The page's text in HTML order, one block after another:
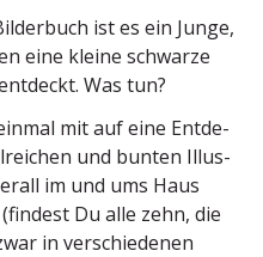
ist es ein Junge,
eine kleine schwarze
Was tun?
mit auf eine Entde­
und bunten Illus­
im und ums Haus
Du alle zehn, die
in verschie­denen